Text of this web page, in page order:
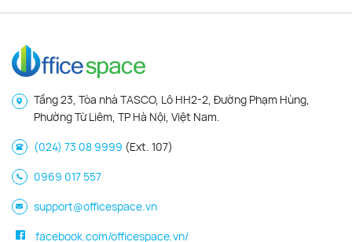
Tầng 23, Tòa nhà TASCO, Lô HH2-2, Đường Phạm Hùng,
Phường Từ Liêm, TP Hà Nội, Việt Nam.
(024) 73 08 9999 (Ext. 107)
0969 017 557
support@officespace.vn
facebook.com/officespace.vn/